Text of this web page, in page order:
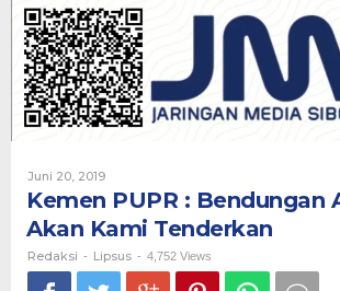
Ameroro
Kami
Tenderkan
Juni 20, 2019Oleh
Kemen PUPR : Bendungan
Akan Kami Tenderkan
Redaksi - Lipsus - 4,752 Views